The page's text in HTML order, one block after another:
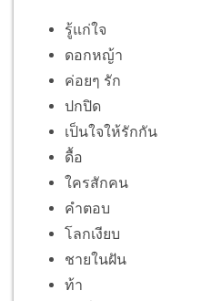
รู้แก่ใจ
ดอกหญ้า
ค่อยๆ รัก
ปกปิด
เป็นใจให้รักกัน
ดื้อ
ใครสักคน
คำตอบ
โลกเงียบ
ชายในฝัน
ท้า